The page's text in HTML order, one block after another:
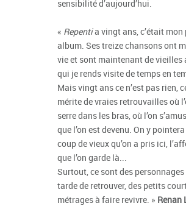
sensibilité d’aujourd’hui.
« Repentia vingt ans, c’était mon
album. Ses treize chansons ont
vie et sont maintenant de vieilles
qui je rends visite de temps en
Mais vingt ans ce n’est pas rien,
mérite de vraies retrouvailles où
serre dans les bras, où l’on
que l’on est devenu. On y
coup de vieux qu’on a pris ici,
que l’on garde là...
Surtout, ce sont des personnages
tarde de retrouver, des petits
métrages à faire revivre. » Renan